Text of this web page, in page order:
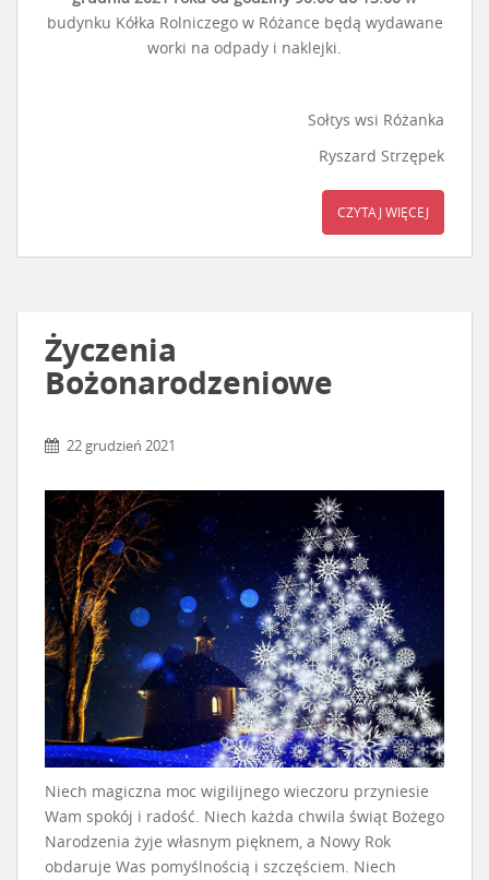
budynku Kółka Rolniczego w Różance będą wydawane
worki na odpady i naklejki.
Sołtys wsi Różanka
Ryszard Strzępek
CZYTAJ WIĘCEJ
Życzenia
Bożonarodzeniowe
22 grudzień 2021
Niech magiczna moc wigilijnego wieczoru przyniesie
Wam spokój i radość. Niech każda chwila świąt Bożego
Narodzenia żyje własnym pięknem, a Nowy Rok
obdaruje Was pomyślnością i szczęściem. Niech